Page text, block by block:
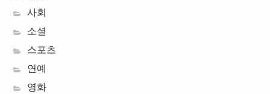
사회
소셜
스포츠
연예
영화